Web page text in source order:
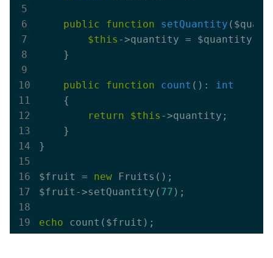
public function setQuantity
$this ->quantity = $quantity;
    }
public function count () : int
{
return
$this ->quantity;
    }
}
$fruit = new Fruits();
$fruit->setQuantity( 77 );
echo